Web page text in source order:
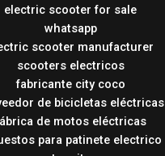
electric scooter for sale
whatsapp
scooter manufacturer
scooters electricos
fabricante city coco
de bicicletas eléctricas
de motos eléctricas
para patinete electrico